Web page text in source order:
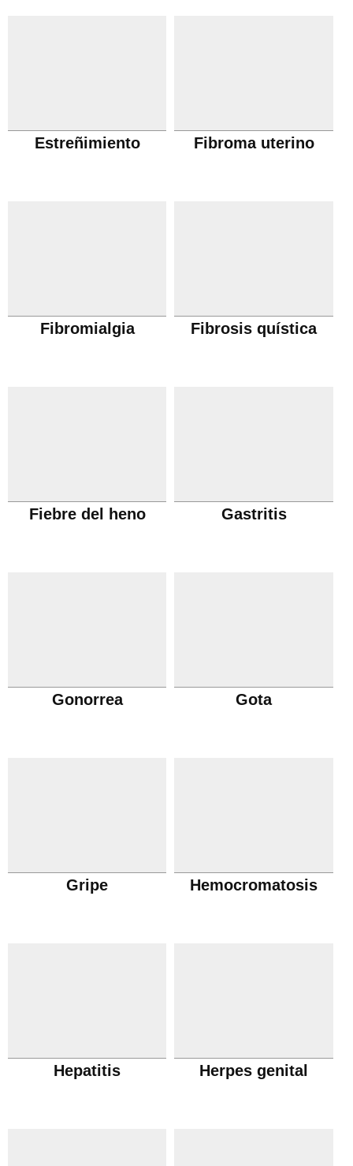
Estreñimiento Fibroma uterino
Fibromialgia Fibrosis quística
Fiebre del heno Gastritis
Gonorrea Gota
Gripe Hemocromatosis
Hepatitis Herpes genital